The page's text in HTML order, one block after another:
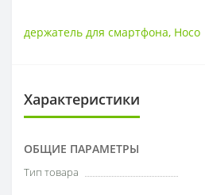
держатель для смартфона, Hoco
Характеристики
ОБЩИЕ ПАРАМЕТРЫ
Тип товара